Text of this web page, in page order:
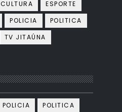
CULTURA
ESPORTE
POLICIA
POLITICA
TV JITAÚNA
POLICIA POLITICA